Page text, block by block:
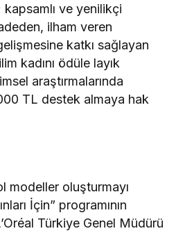
kapsamlı ve yenilikçi
ilham veren
katkı sağlayan
kadını ödüle layık
araştırmalarında
TL destek almaya hak
modeller oluşturmayı
İçin” programının
Türkiye Genel Müdürü